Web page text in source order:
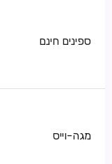
ספינים חינם
מגה-וייס